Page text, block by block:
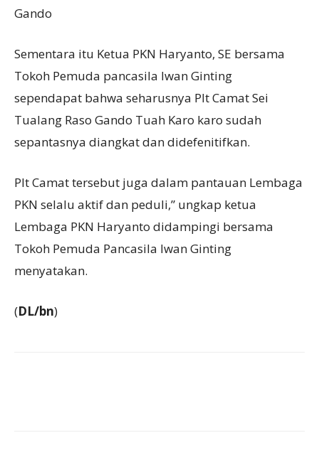
Gando
Sementara itu Ketua PKN Haryanto, SE bersama
Tokoh Pemuda pancasila Iwan Ginting
sependapat bahwa seharusnya Plt Camat Sei
Tualang Raso Gando Tuah Karo karo sudah
sepantasnya diangkat dan didefenitifkan.
Plt Camat tersebut juga dalam pantauan Lembaga
PKN selalu aktif dan peduli,” ungkap ketua
Lembaga PKN Haryanto didampingi bersama
Tokoh Pemuda Pancasila Iwan Ginting
menyatakan.
(DL/bn)